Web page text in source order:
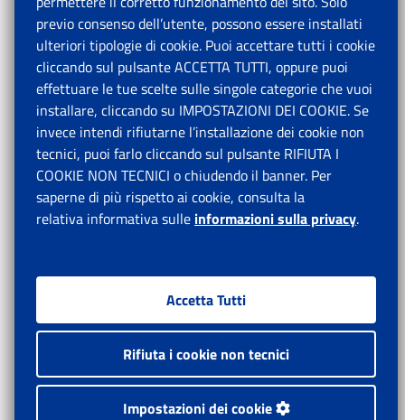
previo consenso dell’utente, possono essere installati
ulteriori tipologie di cookie. Puoi accettare tutti i cookie
cliccando sul pulsante ACCETTA TUTTI, oppure puoi
effettuare le tue scelte sulle singole categorie che vuoi
installare, cliccando su IMPOSTAZIONI DEI COOKIE. Se
invece intendi rifiutarne l’installazione dei cookie non
tecnici, puoi farlo cliccando sul pulsante RIFIUTA I
COOKIE NON TECNICI o chiudendo il banner. Per
saperne di più rispetto ai cookie, consulta la
relativa informativa sulle informazioni sulla privacy.
Accetta Tutti
Rifiuta i cookie non tecnici
Impostazioni dei cookie